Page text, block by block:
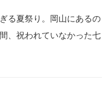
る夏祭り。岡山にあるの
、祝われていなかった七